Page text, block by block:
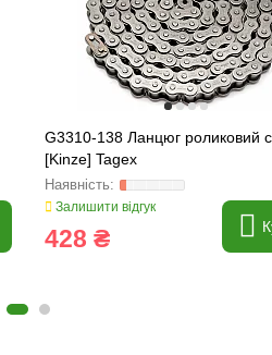
G3310-138 Ланцюг роликовий
[Kinze] Tagex
Залишити відгук
428 ₴